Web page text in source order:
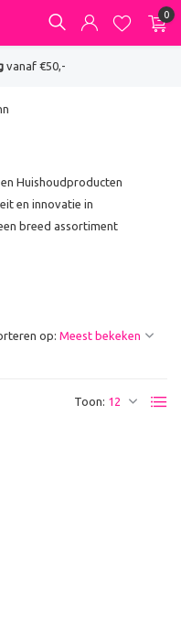
0
vanaf €50,-
Huishoudproducten
en innovatie in
breed assortiment
Toon:
op: